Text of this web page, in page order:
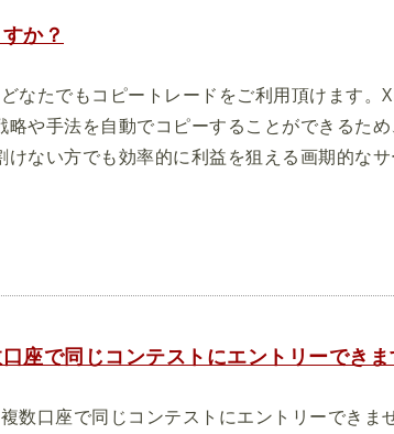
か？
なたでもコピートレードをご利用頂けます。
や手法を自動でコピーすることができるた
ない方でも効率的に利益を狙える画期的なサ
座で同じコンテストにエントリーできま
数口座で同じコンテストにエントリーできま